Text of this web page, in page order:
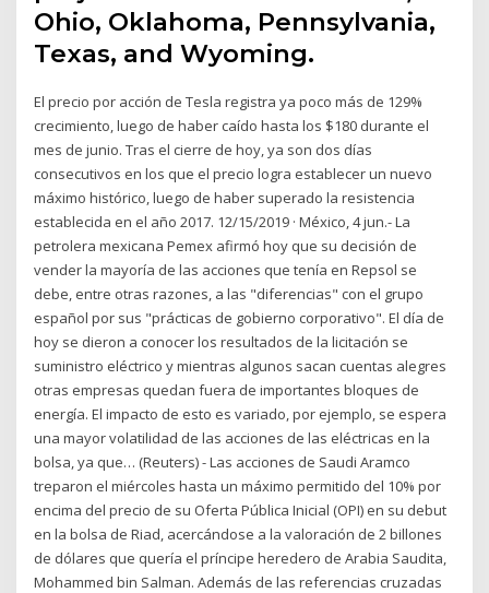
Ohio, Oklahoma, Pennsylvania,
Texas, and Wyoming.
El precio por acción de Tesla registra ya poco más de 129%
crecimiento, luego de haber caído hasta los $180 durante el
mes de junio. Tras el cierre de hoy, ya son dos días
consecutivos en los que el precio logra establecer un nuevo
máximo histórico, luego de haber superado la resistencia
establecida en el año 2017. 12/15/2019 · México, 4 jun.- La
petrolera mexicana Pemex afirmó hoy que su decisión de
vender la mayoría de las acciones que tenía en Repsol se
debe, entre otras razones, a las "diferencias" con el grupo
español por sus "prácticas de gobierno corporativo". El día de
hoy se dieron a conocer los resultados de la licitación se
suministro eléctrico y mientras algunos sacan cuentas alegres
otras empresas quedan fuera de importantes bloques de
energía. El impacto de esto es variado, por ejemplo, se espera
una mayor volatilidad de las acciones de las eléctricas en la
bolsa, ya que… (Reuters) - Las acciones de Saudi Aramco
treparon el miércoles hasta un máximo permitido del 10% por
encima del precio de su Oferta Pública Inicial (OPI) en su debut
en la bolsa de Riad, acercándose a la valoración de 2 billones
de dólares que quería el príncipe heredero de Arabia Saudita,
Mohammed bin Salman. Además de las referencias cruzadas